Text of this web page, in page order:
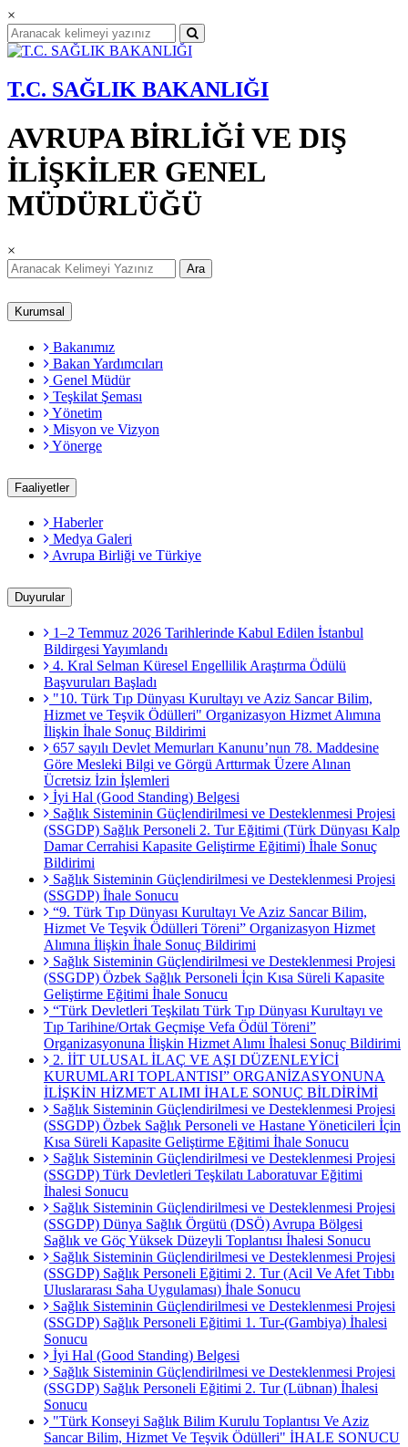
×
T.C. SAĞLIK BAKANLIĞI
AVRUPA BİRLİĞİ VE DIŞ
İLİŞKİLER GENEL
MÜDÜRLÜĞÜ
×
Ara
Kurumsal
Bakanımız
Bakan Yardımcıları
Genel Müdür
Teşkilat Şeması
Yönetim
Misyon ve Vizyon
Yönerge
Faaliyetler
Haberler
Medya Galeri
Avrupa Birliği ve Türkiye
Duyurular
1–2 Temmuz 2026 Tarihlerinde Kabul Edilen İstanbul
Bildirgesi Yayımlandı
4. Kral Selman Küresel Engellilik Araştırma Ödülü
Başvuruları Başladı
"10. Türk Tıp Dünyası Kurultayı ve Aziz Sancar Bilim,
Hizmet ve Teşvik Ödülleri" Organizasyon Hizmet Alımına
İlişkin İhale Sonuç Bildirimi
657 sayılı Devlet Memurları Kanunu’nun 78. Maddesine
Göre Mesleki Bilgi ve Görgü Arttırmak Üzere Alınan
Ücretsiz İzin İşlemleri
İyi Hal (Good Standing) Belgesi
Sağlık Sisteminin Güçlendirilmesi ve Desteklenmesi Projesi
(SSGDP) Sağlık Personeli 2. Tur Eğitimi (Türk Dünyası Kalp
Damar Cerrahisi Kapasite Geliştirme Eğitimi) İhale Sonuç
Bildirimi
Sağlık Sisteminin Güçlendirilmesi ve Desteklenmesi Projesi
(SSGDP) İhale Sonucu
“9. Türk Tıp Dünyası Kurultayı Ve Aziz Sancar Bilim,
Hizmet Ve Teşvik Ödülleri Töreni” Organizasyon Hizmet
Alımına İlişkin İhale Sonuç Bildirimi
Sağlık Sisteminin Güçlendirilmesi ve Desteklenmesi Projesi
(SSGDP) Özbek Sağlık Personeli İçin Kısa Süreli Kapasite
Geliştirme Eğitimi İhale Sonucu
“Türk Devletleri Teşkilatı Türk Tıp Dünyası Kurultayı ve
Tıp Tarihine/Ortak Geçmişe Vefa Ödül Töreni”
Organizasyonuna İlişkin Hizmet Alımı İhalesi Sonuç Bildirimi
2. İİT ULUSAL İLAÇ VE AŞI DÜZENLEYİCİ
KURUMLARI TOPLANTISI” ORGANİZASYONUNA
İLİŞKİN HİZMET ALIMI İHALE SONUÇ BİLDİRİMİ
Sağlık Sisteminin Güçlendirilmesi ve Desteklenmesi Projesi
(SSGDP) Özbek Sağlık Personeli ve Hastane Yöneticileri İçin
Kısa Süreli Kapasite Geliştirme Eğitimi İhale Sonucu
Sağlık Sisteminin Güçlendirilmesi ve Desteklenmesi Projesi
(SSGDP) Türk Devletleri Teşkilatı Laboratuvar Eğitimi
İhalesi Sonucu
Sağlık Sisteminin Güçlendirilmesi ve Desteklenmesi Projesi
(SSGDP) Dünya Sağlık Örgütü (DSÖ) Avrupa Bölgesi
Sağlık ve Göç Yüksek Düzeyli Toplantısı İhalesi Sonucu
Sağlık Sisteminin Güçlendirilmesi ve Desteklenmesi Projesi
(SSGDP) Sağlık Personeli Eğitimi 2. Tur (Acil Ve Afet Tıbbı
Uluslararası Saha Uygulaması) İhale Sonucu
Sağlık Sisteminin Güçlendirilmesi ve Desteklenmesi Projesi
(SSGDP) Sağlık Personeli Eğitimi 1. Tur-(Gambiya) İhalesi
Sonucu
İyi Hal (Good Standing) Belgesi
Sağlık Sisteminin Güçlendirilmesi ve Desteklenmesi Projesi
(SSGDP) Sağlık Personeli Eğitimi 2. Tur (Lübnan) İhalesi
Sonucu
"Türk Konseyi Sağlık Bilim Kurulu Toplantısı Ve Aziz
Sancar Bilim, Hizmet Ve Teşvik Ödülleri" İHALE SONUCU